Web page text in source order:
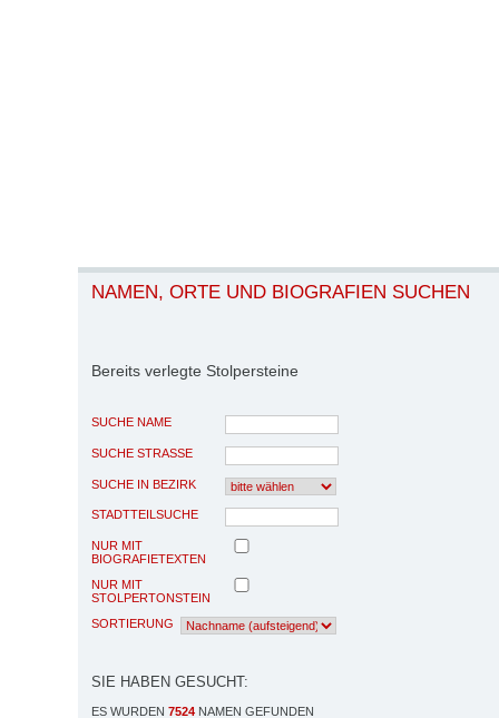
NAMEN, ORTE UND BIOGRAFIEN SUCHEN
Bereits verlegte Stolpersteine
SUCHE NAME
SUCHE STRASSE
SUCHE IN BEZIRK
STADTTEILSUCHE
NUR MIT
BIOGRAFIETEXTEN
NUR MIT
STOLPERTONSTEIN
SORTIERUNG
SIE HABEN GESUCHT:
ES WURDEN 7524 NAMEN GEFUNDEN